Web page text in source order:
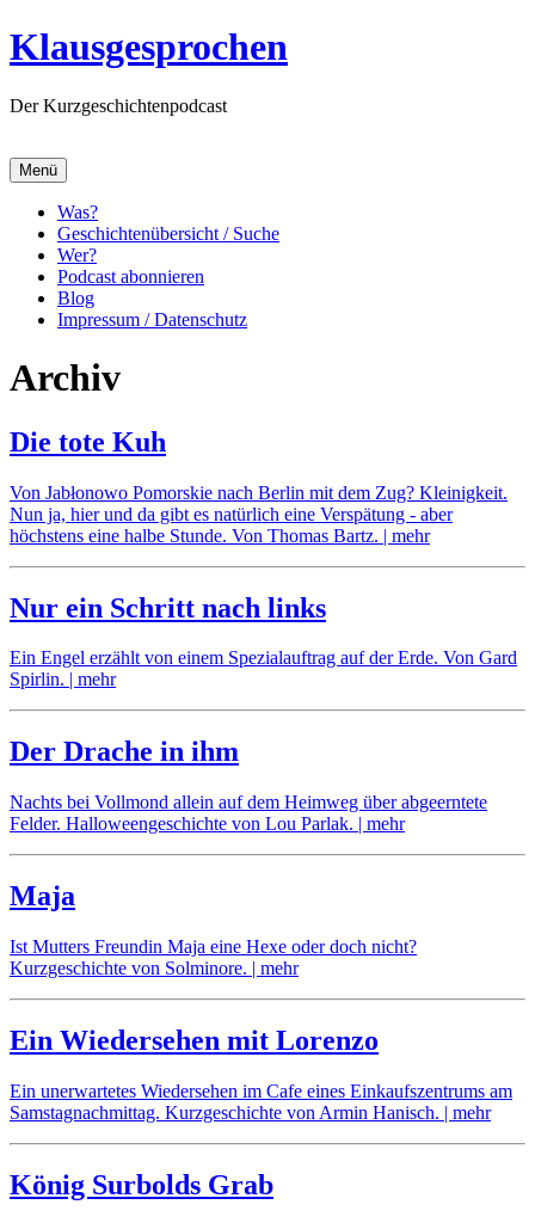
Zum
Inhalt
Klausgesprochen
Der Kurzgeschichtenpodcast
Menü
Was?
Geschichtenübersicht / Suche
Wer?
Podcast abonnieren
Blog
Impressum / Datenschutz
Archiv
Die tote Kuh
Von Jabłonowo Pomorskie nach Berlin mit dem Zug? Kleinigkeit.
Nun ja, hier und da gibt es natürlich eine Verspätung - aber
höchstens eine halbe Stunde. Von Thomas Bartz. | mehr
no
comments
on
tote
Kuh
Nur ein Schritt nach links
Ein Engel erzählt von einem Spezialauftrag auf der Erde. Von Gard
Spirlin. | mehr
comments
on
ein
Schritt
Der Drache in ihm
Nachts bei Vollmond allein auf dem Heimweg über abgeerntete
Felder. Halloweengeschichte von Lou Parlak. | mehr
no
comments
on
Drache
in
Maja
Ist Mutters Freundin Maja eine Hexe oder doch nicht?
Kurzgeschichte von Solminore. | mehr
no
comments
on
Ein Wiedersehen mit Lorenzo
Ein unerwartetes Wiedersehen im Cafe eines Einkaufszentrums am
Samstagnachmittag. Kurzgeschichte von Armin Hanisch. | mehr
no
comments
on
König Surbolds Grab